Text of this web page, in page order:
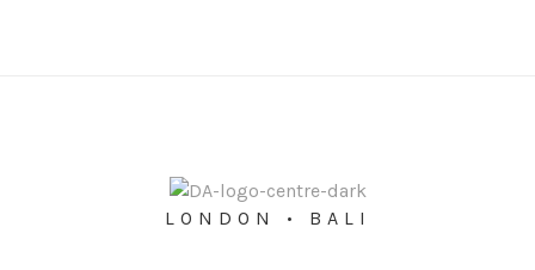
LONDON • BALI